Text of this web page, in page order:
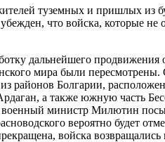
туземных и пришлых из
что войска, которые
дальнейшего
мира были
Болгарии,
а также южную часть
военный министр Милютин
вероятно будет
войска